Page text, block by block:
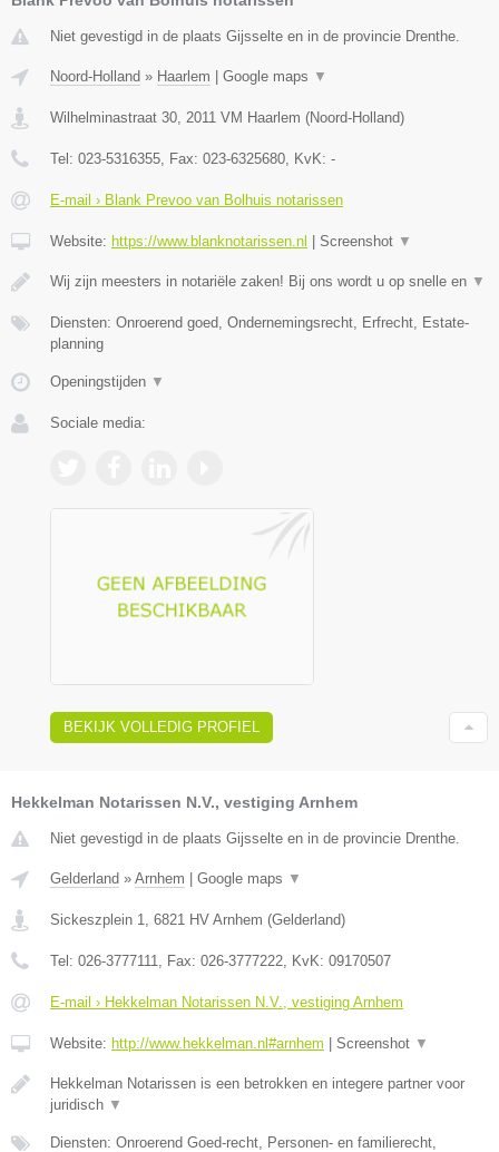
Niet gevestigd in de plaats Gijsselte en in de provincie Drenthe.
Noord-Holland » Haarlem Google maps ▼
Wilhelminastraat 30 2011 VM Haarlem (Noord-Holland)
Tel: 023-5316355 , Fax: 023-6325680 , KvK: -
E-mail › Blank Prevoo van Bolhuis notarissen
Website: https://www.blanknotarissen.nl Screenshot ▼
Wij zijn meesters in notariële zaken! Bij ons wordt u op snelle en ▼
Diensten: Onroerend goed, Ondernemingsrecht, Erfrecht, Estate-
planning
Openingstijden ▼
Sociale media:
BEKIJK VOLLEDIG PROFIEL
Hekkelman Notarissen N.V., vestiging Arnhem
Niet gevestigd in de plaats Gijsselte en in de provincie Drenthe.
Gelderland » Arnhem | Google maps ▼
Sickeszplein 1 6821 HV Arnhem (Gelderland)
Tel: 026-3777111 , Fax: 026-3777222 , KvK: 09170507
E-mail › Hekkelman Notarissen N.V., vestiging Arnhem
Website: http://www.hekkelman.nl#arnhem | Screenshot ▼
Hekkelman Notarissen is een betrokken en integere partner voor
juridisch ▼
Diensten: Onroerend Goed-recht, Personen- en familierecht,